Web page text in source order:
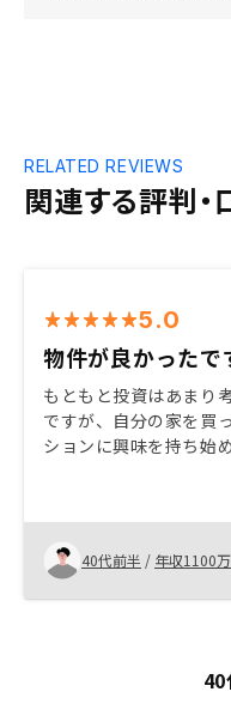
関連する評判・
RELATED REVIEWS
5.0
物件が良かったで
もともと投資はあまり
ですが、自分の家を買
ションに興味を持ち始
きっかけです。 不動
資額も大きいため怖さ
動産投資自体にあまり
ませんでした。 今回は
り、良かったです。
40代前半 / 年収1100